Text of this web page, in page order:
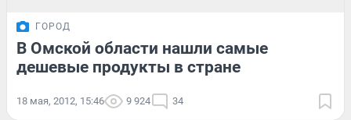
ГОРОД
В Омской области нашли самые
дешевые продукты в стране
18 мая, 2012, 15:46 9 924 34